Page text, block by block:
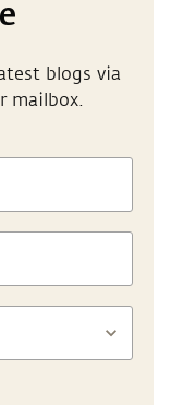
blogs via
mailbox.